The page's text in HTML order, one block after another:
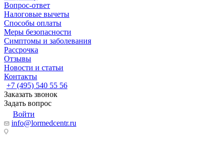
Вопрос-ответ
Налоговые вычеты
Способы оплаты
Меры безопасности
Симптомы и заболевания
Рассрочка
Отзывы
Новости и статьи
Контакты
+7 (495) 540 55 56
Заказать звонок
Задать вопрос
Войти
info@lormedcentr.ru